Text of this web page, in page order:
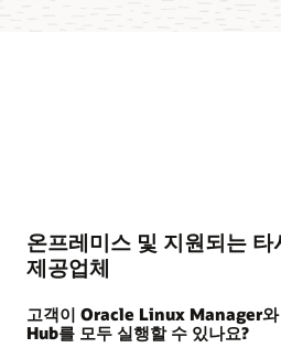
온프레미스 및 지원되는 타
제공업체
고객이 Oracle Linux Manager
Hub를 모두 실행할 수 있나요?